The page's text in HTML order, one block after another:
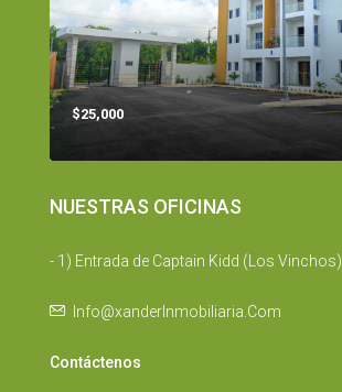
$25,000
NUESTRAS OFICINAS
- 1) Entrada de Captain Kidd (Los Vinchos)
Info@xanderInmobiliaria.Com
Contáctenos